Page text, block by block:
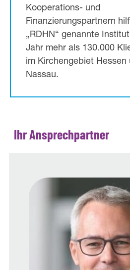
Kooperations- und
Finanzierungspartnern
„RDHN“ genannte
Jahr mehr als 130.000
im Kirchengebiet Hessen
Nassau.
Ihr Ansprechpartner